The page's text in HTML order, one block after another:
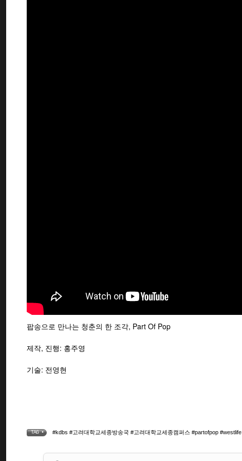
팝송으로 만나는 청춘의 한 조각, Part Of Pop
제작, 진행: 홍주영
기술: 전영현
TAG • #kdbs #고려대학교세종방송국 #고려대학교세종캠퍼스 #partofpop #westlife